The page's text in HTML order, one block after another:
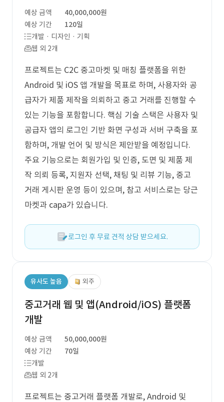
예상 금액
40,000,000원
예상 기간
120일
개발 · 디자인 · 기획
웹 외 2개
프로젝트는 C2C 중고마켓 및 매칭 플랫폼을 위한
Android 및 iOS 앱 개발을 목표로 하며, 사용자와 공
급자가 제품 제작을 의뢰하고 중고 거래를 진행할 수
있는 기능을 포함합니다. 핵심 기술 스택은 사용자 및
공급자 앱의 로그인 기반 화면 구성과 서버 구축을 포
함하며, 개발 언어 및 방식은 제안받을 예정입니다.
주요 기능으로는 회원가입 및 인증, 도면 및 제품 제
작 의뢰 등록, 지원자 선택, 채팅 및 리뷰 기능, 중고
거래 게시판 운영 등이 있으며, 참고 서비스로는 당근
마켓과 capa가 있습니다.
로그인 후 무료 견적 상담 받으세요.
유사도 높음 외주
중고거래 웹 및 앱(Android/iOS) 플랫폼
개발
예상 금액
50,000,000원
예상 기간
70일
개발
웹 외 2개
프로젝트는 중고거래 플랫폼 개발로, Android 및